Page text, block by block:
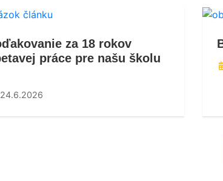
za 18 rokov
práce pre našu školu
24.6.2026